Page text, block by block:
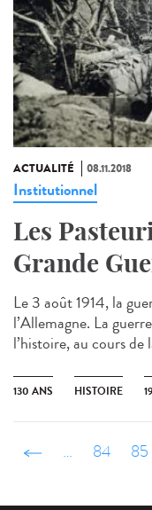
ACTUALITÉ 08.11.2018
Institutionnel
Les
Grande
Le 3 août 1914, la
l’Allemagne. La
l’histoire, au cours de
130 ANS HISTOIRE
‹ précédent
… 84 85